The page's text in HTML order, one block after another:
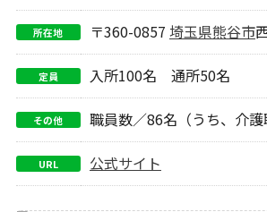
所在地 〒360-0857 埼玉県熊谷市
定員 入所100名 通所50名
その他 職員数／86名（うち、介護
URL 公式サイト